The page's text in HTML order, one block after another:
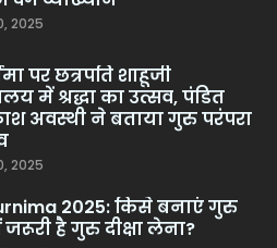
2025
पर छत्रपति शाहूजी
में श्रद्धा का उत्सव, पंडित
अवस्थी ने बताया गुरु परंपरा
2025
2025: किसे बनाएं गुरु
है गुरु दीक्षा लेना?